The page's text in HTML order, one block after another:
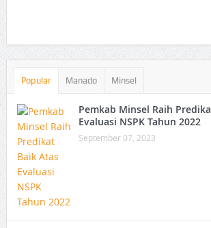
Popular Manado Minsel
Pemkab Minsel Raih
Evaluasi NSPK Tahun 2022
September 07, 2023